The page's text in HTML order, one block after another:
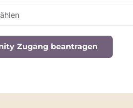
Zugang beantragen